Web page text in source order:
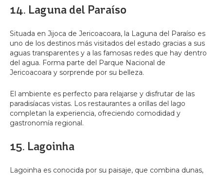
14. Laguna del Paraíso
Situada en Jijoca de Jericoacoara, la Laguna del Paraíso es
uno de los destinos más visitados del estado gracias a sus
aguas transparentes y a las famosas redes que hay dentro
del agua. Forma parte del Parque Nacional de
Jericoacoara y sorprende por su belleza.
El ambiente es perfecto para relajarse y disfrutar de las
paradisíacas vistas. Los restaurantes a orillas del lago
completan la experiencia, ofreciendo comodidad y
gastronomía regional.
15. Lagoinha
Lagoinha es conocida por su paisaje, que combina dunas,